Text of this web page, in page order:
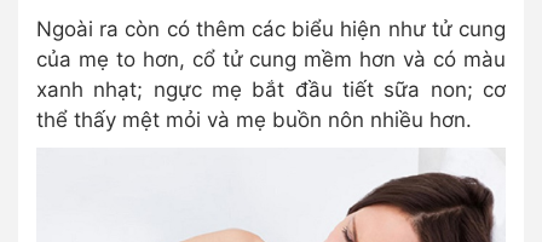
Ngoài ra còn có thêm các biểu hiện như tử cung
của mẹ to hơn, cổ tử cung mềm hơn và có màu
xanh nhạt; ngực mẹ bắt đầu tiết sữa non; cơ
thể thấy mệt mỏi và mẹ buồn nôn nhiều hơn.